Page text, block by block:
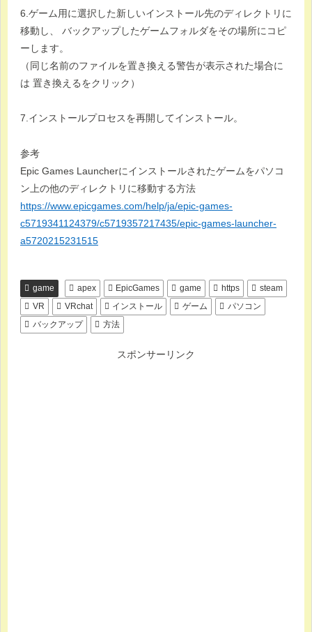
6.ゲーム用に選択した新しいインストール先のディレクトリに
移動し、 バックアップしたゲームフォルダをその場所にコピ
ーします。
（同じ名前のファイルを置き換える警告が表示された場合に
は 置き換えるをクリック）
7.インストールプロセスを再開してインストール。
参考
Epic Games Launcherにインストールされたゲームをパソコ
ン上の他のディレクトリに移動する方法
https://www.epicgames.com/help/ja/epic-games-
c5719341124379/c5719357217435/epic-games-launcher-
a5720215231515
game apex EpicGames game https
steam
VR
VRchat インストール ゲーム
パソコン
バックアップ
方法
スポンサーリンク